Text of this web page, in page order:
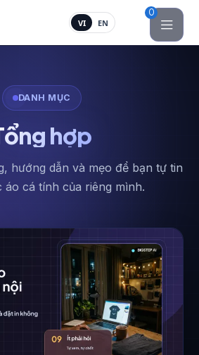
VI EN
0
DANH MỤC
hợp
hướng dẫn và mẹo để bạn tự tin
áo cá tính của riêng mình.